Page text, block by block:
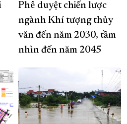
Phê duyệt chiến lược
ngành Khí tượng thủy
văn đến năm 2030, tầm
nhìn đến năm 2045